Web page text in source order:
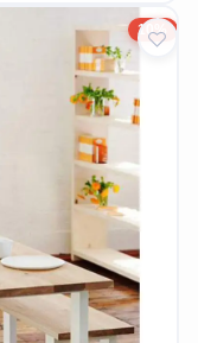
10%